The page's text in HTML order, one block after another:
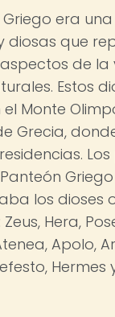
Griego era
diosas que
de la
Estos
el Monte
Grecia,
los dioses
Hera,
Apolo,
Hermes